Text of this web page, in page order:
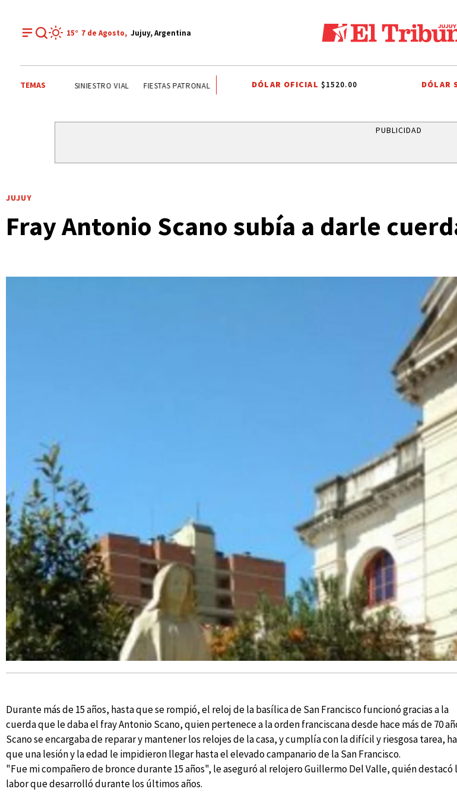
15° 7 de Agosto, Jujuy, Argentina
TEMAS JORGE GARCÍA CUERVA ONDA ESTUDIANTIL SINIESTRO VIAL FIESTAS PATRONALES A SAN CAYETANO
DÓLAR OFICIAL $1520.00 DÓLAR
PUBLICIDAD
JUJUY
Fray Antonio Scano subía a darle
Durante más de 15 años, hasta que se rompió, el reloj de la basílica de San Francisco funcionó gracias a la
cuerda que le daba el fray Antonio Scano, quien pertenece a la orden franciscana desde hace más de 70
Scano se encargaba de reparar y mantener los relojes de la casa, y cumplía con la difícil y riesgosa tarea,
que una lesión y la edad le impidieron llegar hasta el elevado campanario de la San Francisco.
"Fue mi compañero de bronce durante 15 años", le aseguró al relojero Guillermo Del Valle, quién destacó
labor que desarrolló durante los últimos años.